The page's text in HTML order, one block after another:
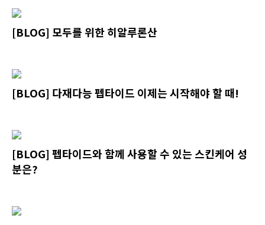
[BLOG] 모두를 위한 히알루론산
[BLOG] 다재다능 펩타이드 이제는 시작해야 할 때!
[BLOG] 펩타이드와 함께 사용할 수 있는 스킨케어 성
분은?